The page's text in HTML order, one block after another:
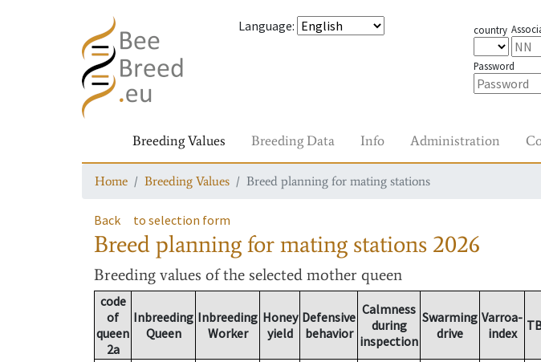
Language: country
Password
Breeding Values Breeding Data Info Administration
Home Breeding Values Breed planning for mating stations
Back to selection form
Breed planning for mating stations 2026
Breeding values of the selected mother queen
code
of
queen
2a
Inbreeding
Queen
Inbreeding
Worker
Honey
yield
Defensive
behavior
Calmness
during
inspection
Swarming
drive
Varroa-
index